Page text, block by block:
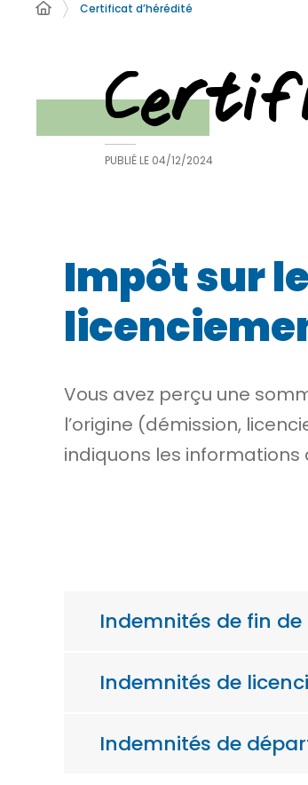
Certificat d’hérédité
PUBLIÉ LE 04/12/2024
Impôt sur
Vous avez perçu une
l’origine (démission,
indiquons les informations
Indemnités de fin
Indemnités de
Indemnités de